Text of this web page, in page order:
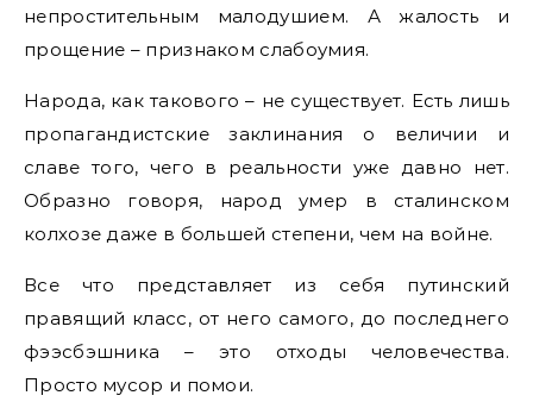
непростительным малодушием. А жалость и
прощение – признаком слабоумия.
Народа, как такового – не существует. Есть лишь
пропагандистские заклинания о величии и
славе того, чего в реальности уже давно нет.
Образно говоря, народ умер в сталинском
колхозе даже в большей степени, чем на войне.
Все что представляет из себя путинский
правящий класс, от него самого, до последнего
фээсбэшника – это отходы человечества.
Просто мусор и помои.